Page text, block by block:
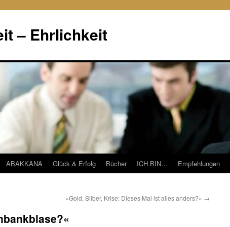
– Ehrlichkeit
ABAKKANA Glück & Erfolg Bücher ICH BIN… Empfehlungen
»Gold, Silber, Krise: Dieses Mal ist alles anders?« →